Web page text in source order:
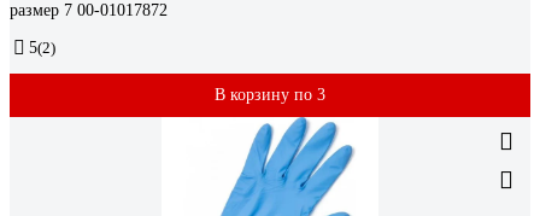
размер 7 00-01017872
5(2)
В корзину по 3